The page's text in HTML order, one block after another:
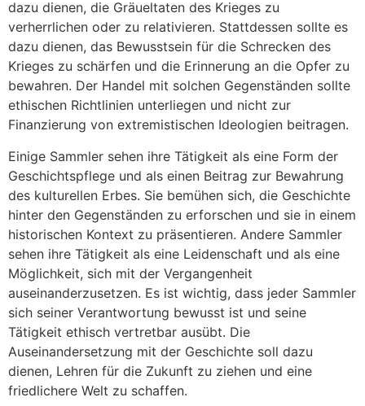
dazu dienen, die Gräueltaten des Krieges zu
verherrlichen oder zu relativieren. Stattdessen sollte es
dazu dienen, das Bewusstsein für die Schrecken des
Krieges zu schärfen und die Erinnerung an die Opfer zu
bewahren. Der Handel mit solchen Gegenständen sollte
ethischen Richtlinien unterliegen und nicht zur
Finanzierung von extremistischen Ideologien beitragen.
Einige Sammler sehen ihre Tätigkeit als eine Form der
Geschichtspflege und als einen Beitrag zur Bewahrung
des kulturellen Erbes. Sie bemühen sich, die Geschichte
hinter den Gegenständen zu erforschen und sie in einem
historischen Kontext zu präsentieren. Andere Sammler
sehen ihre Tätigkeit als eine Leidenschaft und als eine
Möglichkeit, sich mit der Vergangenheit
auseinanderzusetzen. Es ist wichtig, dass jeder Sammler
sich seiner Verantwortung bewusst ist und seine
Tätigkeit ethisch vertretbar ausübt. Die
Auseinandersetzung mit der Geschichte soll dazu
dienen, Lehren für die Zukunft zu ziehen und eine
friedlichere Welt zu schaffen.